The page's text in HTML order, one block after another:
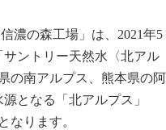
濃の森工場」は、2021年5
ントリー天然水〈北アル
の南アルプス、熊本県の阿
となる「北アルプス」
なります。